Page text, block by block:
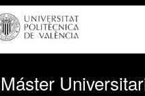
Máster